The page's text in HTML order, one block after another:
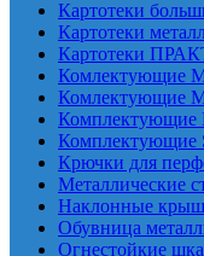
Картотеки
Картотеки
Картотеки
Комлектующие
Комлектующие
Комплектующие
Комплектующие
Крючки для
Металлические
Наклонные
Обувница
Огнестойкие